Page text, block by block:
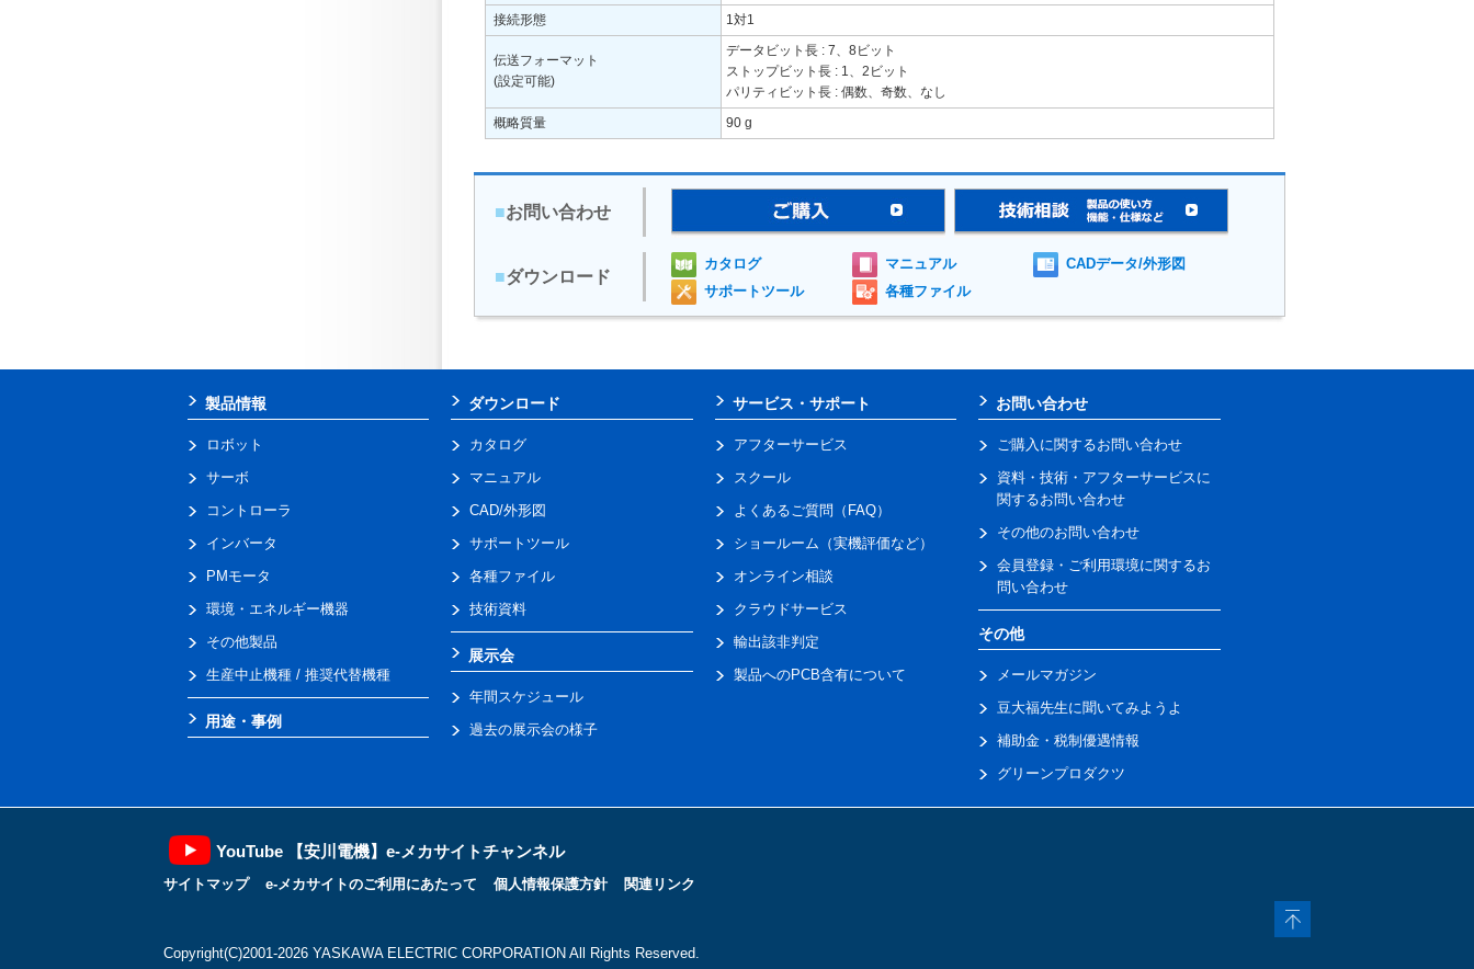
接続形態
1対1
伝送フォーマット
(設定可能)
データビット長 : 7、8ビット
ストップビット長 : 1、2ビット
パリティビット長 : 偶数、奇数、なし
概略質量
90 g
■お問い合わせ
■ダウンロード
カタログ マニュアル
CADデータ/外形図
サポートツール
各種ファイル
製品情報
ロボット
サーボ
コントローラ
インバータ
PMモータ
環境・エネルギー機器
その他製品
生産中止機種 / 推奨代替機種
用途・事例
ダウンロード
カタログ
マニュアル
CAD/外形図
サポートツール
各種ファイル
技術資料
展示会
年間スケジュール
過去の展示会の様子
サービス・サポート
アフターサービス
スクール
よくあるご質問（FAQ）
ショールーム（実機評価など）
オンライン相談
クラウドサービス
輸出該非判定
製品へのPCB含有について
お問い合わせ
ご購入に関するお問い合わせ
資料・技術・アフターサービスに
関するお問い合わせ
その他のお問い合わせ
会員登録・ご利用環境に関するお
問い合わせ
その他
メールマガジン
豆大福先生に聞いてみようよ
補助金・税制優遇情報
グリーンプロダクツ
YouTube 【安川電機】e-メカサイトチャンネル
サイトマップ e-メカサイトのご利用にあたって 個人情報保護方針 関連リンク
Copyright(C)2001‐2026 YASKAWA ELECTRIC CORPORATION All Rights Reserved.